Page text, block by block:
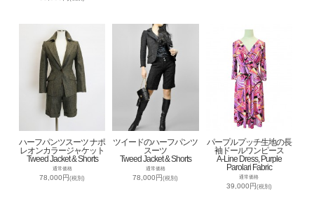
ハーフパンツスーツ ナポ
レオンカラージャケット
Tweed Jacket & Shorts
通常価格
78,000円(税別)
ツイードのハーフパンツ
スーツ
Tweed Jacket & Shorts
通常価格
78,000円(税別)
パープルプッチ生地の長
袖ドールワンピース
A-Line Dress, Purple
Parolari Fabric
通常価格
39,000円(税別)